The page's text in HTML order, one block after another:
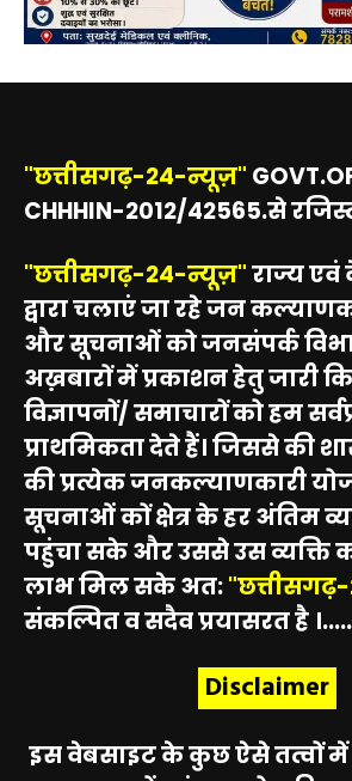
"छत्तीसगढ़-24-न्यूज़"
CHHHIN-2012/42565.से
"छत्तीसगढ़-24-न्यूज़"राज्य एवं
द्वारा चलाएं जा रहे जन
और सूचनाओं को जनसंपर्क विभाग
अख़बारों में प्रकाशन हेतु जारी
विज्ञापनों/ समाचारों को हम
प्राथमिकता देते हैं। जिससे की
की प्रत्येक जनकल्याणकारी
सूचनाओं कों क्षेत्र के हर अंतिम
पहुंचा सके और उससे उस व्यक्ति
लाभ मिल सके अत:
संकल्पित व सदैव प्रयासरत है
Disclaimer
इस वेबसाइट के कुछ ऐसे तत्वों में